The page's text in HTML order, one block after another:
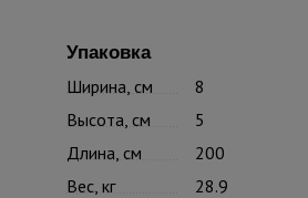
Упаковка
Ширина, см
8
Высота, см
5
Длина, см
200
Вес, кг
28.9